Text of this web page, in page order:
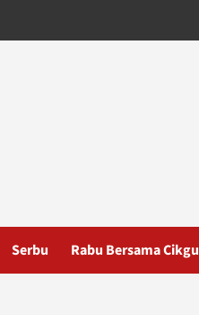
Serbu Rabu Bersama Cikgu